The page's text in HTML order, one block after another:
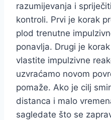
razumijevanja i
kontroli. Prvi je korak
plod trenutne
ponavlja. Drugi je
vlastite impulzivne
uzvraćamo novom
pomaže. Ako je cilj
distanca i malo
sagledate što se